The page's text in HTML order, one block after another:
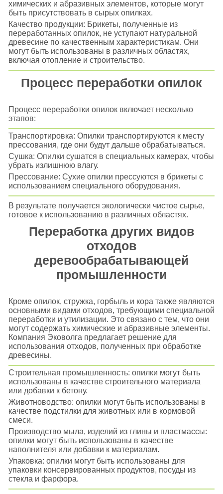
химических и абразивных элементов, которые могут
быть присутствовать в сырых опилках.
Качество продукции: Брикеты, полученные из
переработанных опилок, не уступают натуральной
древесине по качественным характеристикам. Они
могут быть использованы в различных областях,
включая отопление и строительство.
Процесс переработки опилок
Процесс переработки опилок включает несколько
этапов:
Транспортировка: Опилки транспортируются к месту
прессования, где они будут дальше обрабатываться.
Сушка: Опилки сушатся в специальных камерах, чтобы
убрать излишнюю влагу.
Прессование: Сухие опилки прессуются в брикеты с
использованием специального оборудования.
В результате получается экологически чистое сырье,
готовое к использованию в различных областях.
Переработка других видов
отходов
деревообрабатывающей
промышленности
Кроме опилок, стружка, горбыль и кора также являются
основными видами отходов, требующими специальной
переработки и утилизации. Это связано с тем, что они
могут содержать химические и абразивные элементы.
Компания Эковолга предлагает решение для
использования отходов, полученных при обработке
древесины.
Строительная промышленность: опилки могут быть
использованы в качестве строительного материала
или добавки к бетону.
Животноводство: опилки могут быть использованы в
качестве подстилки для животных или в кормовой
смеси.
Производство мыла, изделий из глины и пластмассы:
опилки могут быть использованы в качестве
наполнителя или добавки к материалам.
Упаковка: опилки могут быть использованы для
упаковки консервированных продуктов, посуды из
стекла и фарфора.